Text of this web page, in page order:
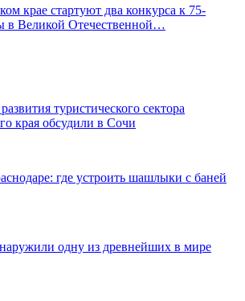
крае стартуют два конкурса к 75-
в Великой Отечественной…
туристического сектора
края обсудили в Сочи
где устроить шашлыки с баней
одну из древнейших в мире